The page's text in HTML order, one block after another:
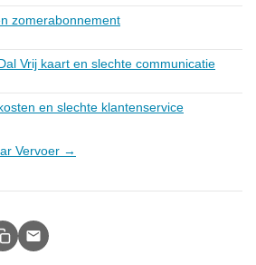
zomerabonnement
Vrij kaart en slechte communicatie
en slechte klantenservice
Vervoer →